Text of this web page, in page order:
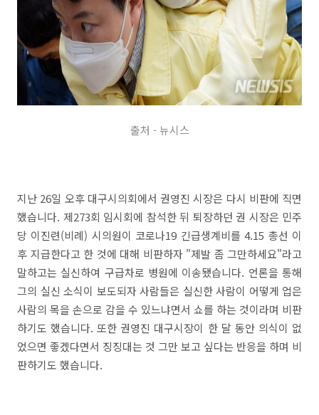
출처 - 뉴시스
지난 26일 오후 대구시의회에서 권영진 시장은 다시 비판에 직면
했습니다. 제273회 임시회에 참석한 뒤 퇴장하던 권 시장은 민주
당 이진련(비례) 시의원이 코로나19 긴급생계비를 4.15 총선 이
후 지급한다고 한 것에 대해 비판하자 "제발 좀 그만하세요"라고
말하고는 실신하여 구급차로 병원에 이송됐습니다. 언론을 통해
그의 실신 소식이 보도되자 사람들은 실신한 사람이 어떻게 업은
사람의 목을 손으로 감을 수 있느냐면서 쇼를 하는 것이라며 비판
하기도 했습니다. 또한 권영진 대구시장이 한 달 동안 의식이 없
었으면 좋겠다면서 징징대는 것 그만 보고 싶다는 반응을 하며 비
판하기도 했습니다.